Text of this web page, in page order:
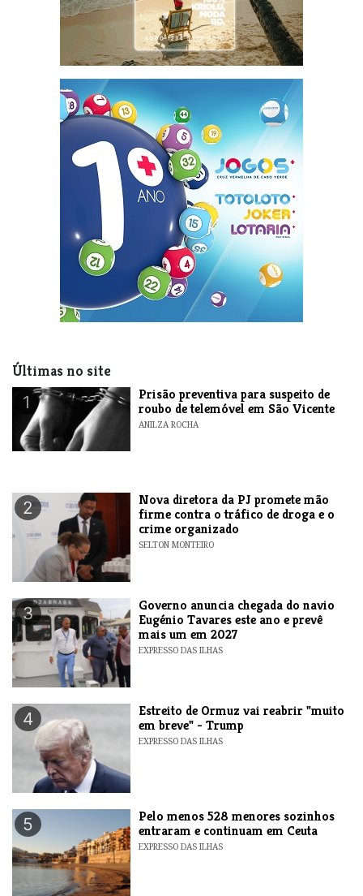
Últimas no site
1
Prisão preventiva para suspeito de
roubo de telemóvel em São Vicente
ANILZA ROCHA
2
Nova diretora da PJ promete mão
firme contra o tráfico de droga e o
crime organizado
SELTON MONTEIRO
3
Governo anuncia chegada do navio
Eugénio Tavares este ano e prevê
mais um em 2027
EXPRESSO DAS ILHAS
4
Estreito de Ormuz vai reabrir "muito
em breve" - Trump
EXPRESSO DAS ILHAS
5
Pelo menos 528 menores sozinhos
entraram e continuam em Ceuta
EXPRESSO DAS ILHAS